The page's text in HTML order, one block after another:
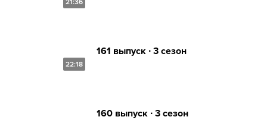
21:36
22:18
161 выпуск ∙ 3 сезон
160 выпуск ∙ 3 сезон